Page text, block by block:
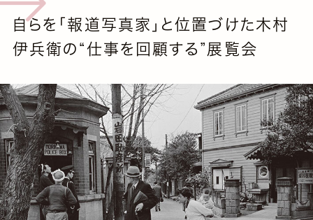
自らを「報道写真家」と位置づけた木村
伊兵衛の“仕事を回顧する”展覧会